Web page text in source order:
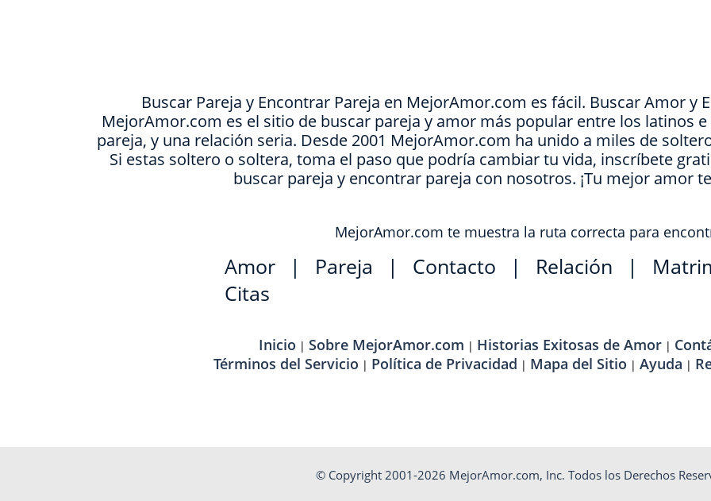
Buscar Pareja y Encontrar Pareja en MejorAmor.com es fácil. Buscar Amor y
MejorAmor.com es el sitio de buscar pareja y amor más popular entre los latinos
pareja, y una relación seria. Desde 2001 MejorAmor.com ha unido a miles de
Si estas soltero o soltera, toma el paso que podría cambiar tu vida, inscríbete
buscar pareja y encontrar pareja con nosotros. ¡Tu mejor amor
MejorAmor.com te muestra la ruta correcta para
Amor | Pareja | Contacto | Relación |
Citas
Inicio | Sobre MejorAmor.com | Historias Exitosas de Amor|
Términos del Servicio | Política de Privacidad | Mapa del Sitio | Ayuda |
© Copyright 2001-2026 MejorAmor.com, Inc. Todos los Derechos